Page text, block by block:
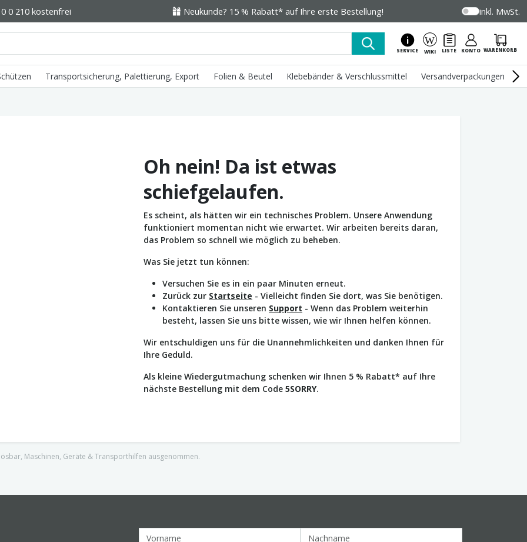
0 210 kostenfrei Neukunde? 15 % Rabatt* auf Ihre erste Bestellung! inkl. MwSt.
SERVICE WIKI LISTE KONTO WARENKORB
Transportsicherung, Palettierung, Export Folien & Beutel Klebebänder & Verschlussmittel Versandverpackungen
Oh nein! Da ist etwas
schiefgelaufen.
Es scheint, als hätten wir ein technisches Problem. Unsere Anwendung
funktioniert momentan nicht wie erwartet. Wir arbeiten bereits daran,
das Problem so schnell wie möglich zu beheben.
Was Sie jetzt tun können:
Versuchen Sie es in ein paar Minuten erneut.
Zurück zur Startseite - Vielleicht finden Sie dort, was Sie benötigen.
Kontaktieren Sie unseren Support - Wenn das Problem weiterhin
besteht, lassen Sie uns bitte wissen, wie wir Ihnen helfen können.
Wir entschuldigen uns für die Unannehmlichkeiten und danken Ihnen für
Ihre Geduld.
Als kleine Wiedergutmachung schenken wir Ihnen 5 % Rabatt* auf Ihre
nächste Bestellung mit dem Code 5SORRY.
Maschinen, Geräte & Transporthilfen ausgenommen.